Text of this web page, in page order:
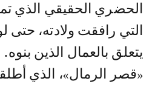
الحضري الحقيقي الذي
التي رافقت ولادته، حتى
يتعلق بالعمال الذين
«قصر الرمال»، الذي